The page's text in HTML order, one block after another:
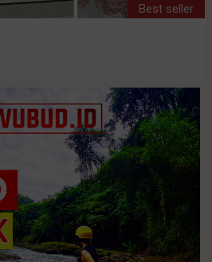
Best seller